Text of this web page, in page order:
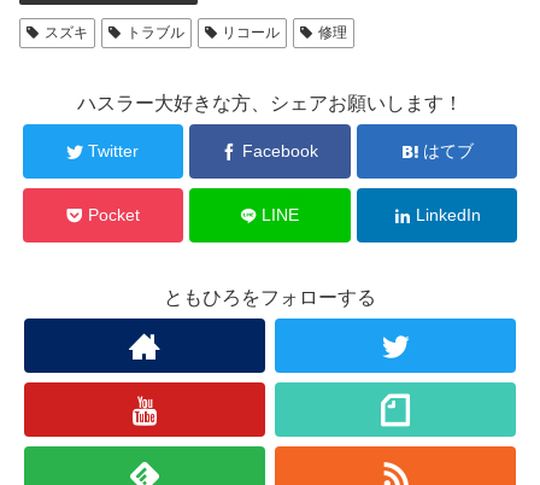
スズキ トラブル リコール 修理
ハスラー大好きな方、シェアお願いします！
Twitter Facebook はてブ
Pocket LINE LinkedIn
ともひろをフォローする